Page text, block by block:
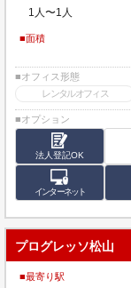
1人〜1人
■面積
■オフィス形態
レンタルオフィス
■オプション
法人登記OK
インターネット
プログレッソ松山
■最寄り駅